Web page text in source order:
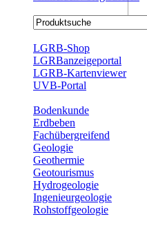
LGRB-Shop
LGRBanzeigeportal
LGRB-Kartenviewer
UVB-Portal
Bodenkunde
Erdbeben
Fachübergreifend
Geologie
Geothermie
Geotourismus
Hydrogeologie
Ingenieurgeologie
Rohstoffgeologie